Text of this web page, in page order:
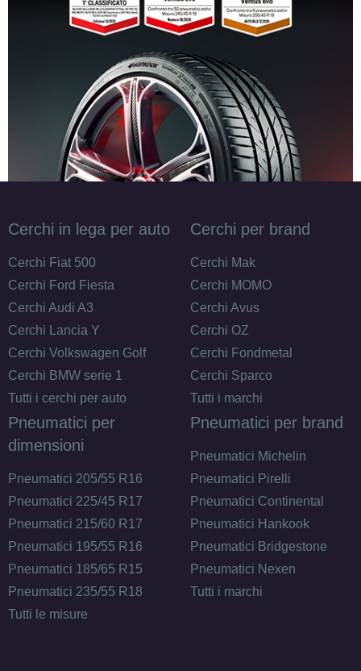
Cerchi in lega per auto
Cerchi Fiat 500
Cerchi Ford Fiesta
Cerchi Audi A3
Cerchi Lancia Y
Cerchi Volkswagen Golf
Cerchi BMW serie 1
Tutti i cerchi per auto
Cerchi per brand
Cerchi Mak
Cerchi MOMO
Cerchi Avus
Cerchi OZ
Cerchi Fondmetal
Cerchi Sparco
Tutti i marchi
Pneumatici per
dimensioni
Pneumatici 205/55 R16
Pneumatici 225/45 R17
Pneumatici 215/60 R17
Pneumatici 195/55 R16
Pneumatici 185/65 R15
Pneumatici 235/55 R18
Tutti le misure
Pneumatici per brand
Pneumatici Michelin
Pneumatici Pirelli
Pneumatici Continental
Pneumatici Hankook
Pneumatici Bridgestone
Pneumatici Nexen
Tutti i marchi